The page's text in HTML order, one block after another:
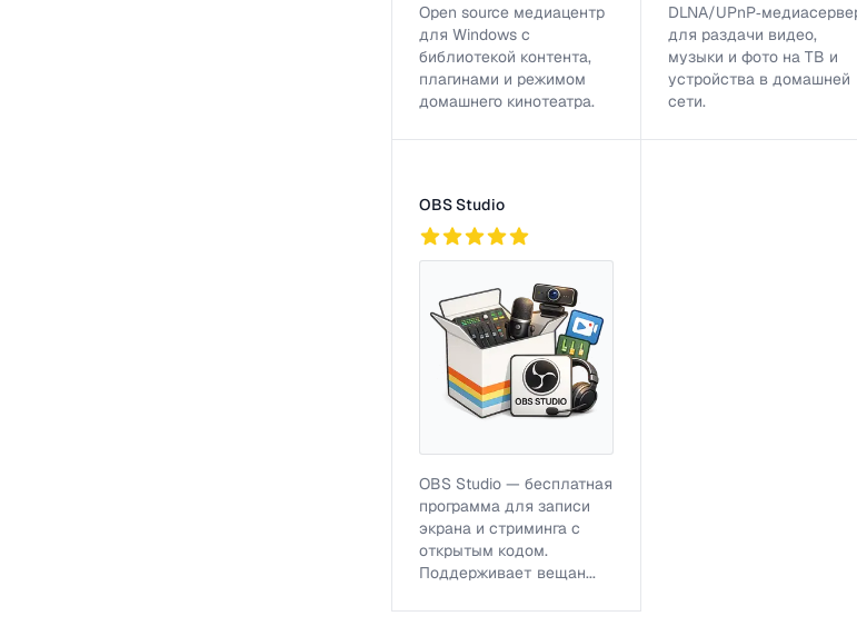
Open source медиацентр
для Windows с
библиотекой контента,
плагинами и режимом
домашнего кинотеатра.
DLNA/
для раздачи видео,
музыки и фото на ТВ и
устройства в домашней
сети.
OBS Studio
OBS Studio — бесплатная
программа для записи
экрана и стриминга с
открытым кодом.
Поддерживает вещан...